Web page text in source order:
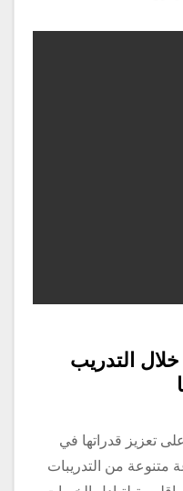
خلال التدريب
تعزيز قدراتها في
متنوعة من التدريبات